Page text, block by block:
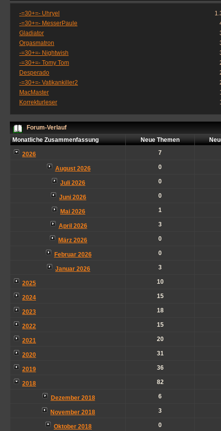
-=30+=- Uhryel
-=30+=- MesserPaule
Gladiator
Orgasmatron
-=30+=- Nightwish
-=30+=- Tomy Tom
Desperado
-=30+=- Vatikankiller2
MacMaster
Korrekturleser
Forum-Verlauf
Monatliche Zusammenfassung
Neue Themen
2026 7
August 2026 0
Juli 2026 0
Juni 2026 0
Mai 2026 1
April 2026 3
März 2026 0
Februar 2026 0
Januar 2026 3
2025 10
2024 15
2023 18
2022 15
2021 20
2020 31
2019 36
2018 82
Dezember 2018 6
November 2018 3
Oktober 2018
0